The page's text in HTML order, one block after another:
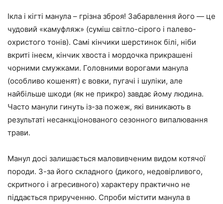
Ікла і кігті манула – грізна зброя! Забарвлення його — це
чудовий «камуфляж» (суміш світло-сірого і палево-
охристого тонів). Самі кінчики шерстинок білі, ніби
вкриті інеєм, кінчик хвоста і мордочка прикрашені
чорними смужками. Головними ворогами манула
(особливо кошенят) є вовки, пугачі і шуліки, але
найбільше шкоди (як не прикро) завдає йому людина.
Часто манули гинуть із-за пожеж, які виникають в
результаті несанкціонованого сезонного випалювання
трави.
Манул досі залишається маловивченим видом котячої
породи. З-за його складного (дикого, недовірливого,
скритного і агресивного) характеру практично не
піддається прирученню. Спроби містити манула в